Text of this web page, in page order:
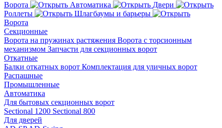
Ворота Автоматика
Двери
Роллеты
Шлагбаумы и барьеры
Ворота
Секционные
Ворота на пружинах растяжения Ворота с торсионным
механизмом Запчасти для секционных ворот
Откатные
Балки откатных ворот Комплектация для уличных ворот
Распашные
Промышленные
Автоматика
Для бытовых секционных ворот
Sectional 1200 Sectional 800
Для дверей